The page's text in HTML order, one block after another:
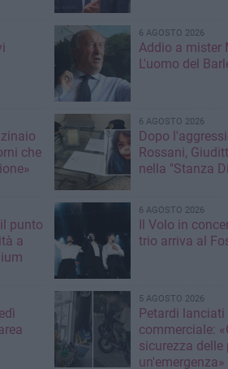
6 AGOSTO 2026
Addio a mister
L'uomo del
che
6 AGOSTO 2026
Dopo
Rossani,
nella "Stanza
punto
a
6 AGOSTO 2026
Il Volo in
trio arriva al
5 AGOSTO 2026
Petardi
commerciale:
sicurezza delle
un'emergenza»